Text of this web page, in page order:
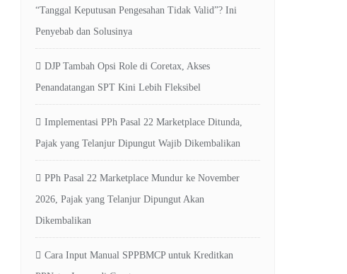
“Tanggal Keputusan Pengesahan Tidak Valid”? Ini
Penyebab dan Solusinya
DJP Tambah Opsi Role di Coretax, Akses
Penandatangan SPT Kini Lebih Fleksibel
Implementasi PPh Pasal 22 Marketplace Ditunda,
Pajak yang Telanjur Dipungut Wajib Dikembalikan
PPh Pasal 22 Marketplace Mundur ke November
2026, Pajak yang Telanjur Dipungut Akan
Dikembalikan
Cara Input Manual SPPBMCP untuk Kreditkan